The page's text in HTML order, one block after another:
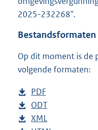
2025-232268".
Bestandsformaten
Op dit moment is de
volgende formaten:
D
o
w
PDF
e
s
D
o
ODT
D
XML